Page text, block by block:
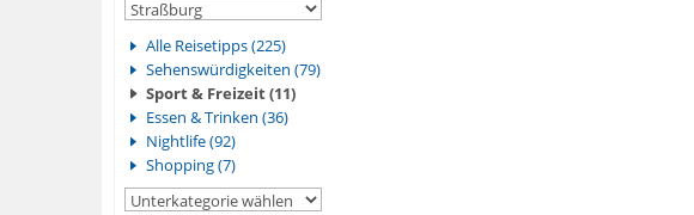
Alle Reisetipps (225)
Sehenswürdigkeiten (79)
Sport & Freizeit (11)
Essen & Trinken (36)
Nightlife (92)
Shopping (7)